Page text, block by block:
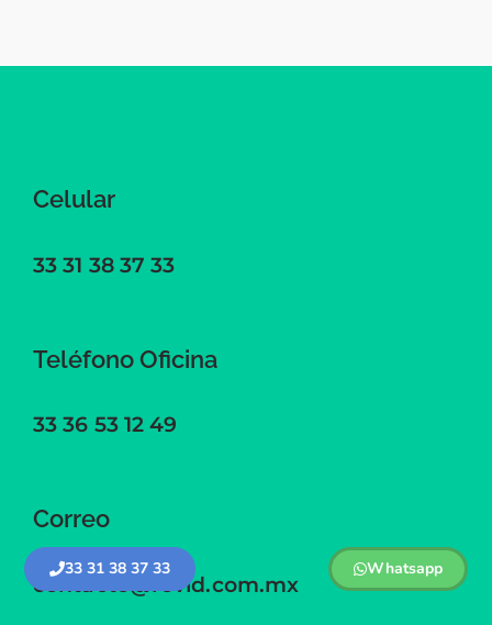
Whatsapp
33 31 38 37 33
Celular
33 31 38 37 33
Teléfono Oficina
33 36 53 12 49
Correo
contacto@rovid.com.mx